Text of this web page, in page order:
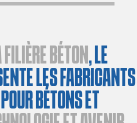
BÉTON, LE
LES FABRICANTS
BÉTONS ET